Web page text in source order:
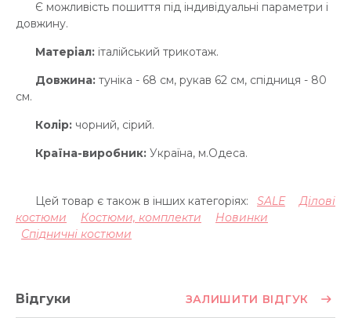
Є можливість пошиття під індивідуальні параметри і
довжину.
Матеріал: італійський трикотаж.
Довжина: туніка - 68 см, рукав 62 см, спідниця - 80
см.
Колір: чорний, сірий.
Країна-виробник: Україна, м.Одеса.
Цей товар є також в інших категоріях: SALE
Ділові
костюми
Костюми, комплекти
Новинки
Спідничні костюми
Відгуки ЗАЛИШИТИ ВІДГУК